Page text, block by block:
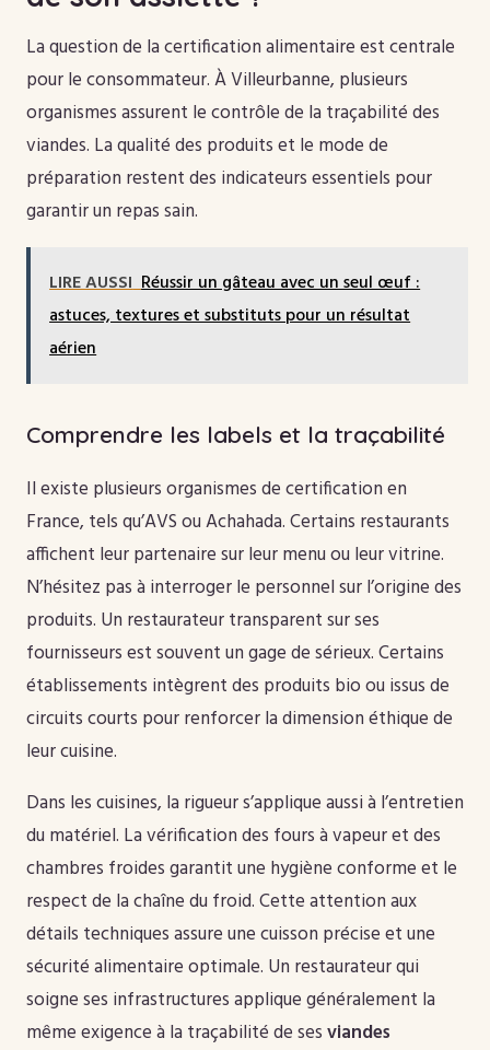
La question de la certification alimentaire est centrale
pour le consommateur. À Villeurbanne, plusieurs
organismes assurent le contrôle de la traçabilité des
viandes. La qualité des produits et le mode de
préparation restent des indicateurs essentiels pour
garantir un repas sain.
LIRE AUSSI Réussir un gâteau avec un seul œuf :
astuces, textures et substituts pour un résultat
aérien
Comprendre les labels et la traçabilité
Il existe plusieurs organismes de certification en
France, tels qu’AVS ou Achahada. Certains restaurants
affichent leur partenaire sur leur menu ou leur vitrine.
N’hésitez pas à interroger le personnel sur l’origine des
produits. Un restaurateur transparent sur ses
fournisseurs est souvent un gage de sérieux. Certains
établissements intègrent des produits bio ou issus de
circuits courts pour renforcer la dimension éthique de
leur cuisine.
Dans les cuisines, la rigueur s’applique aussi à l’entretien
du matériel. La vérification des fours à vapeur et des
chambres froides garantit une hygiène conforme et le
respect de la chaîne du froid. Cette attention aux
détails techniques assure une cuisson précise et une
sécurité alimentaire optimale. Un restaurateur qui
soigne ses infrastructures applique généralement la
même exigence à la traçabilité de sesviandes